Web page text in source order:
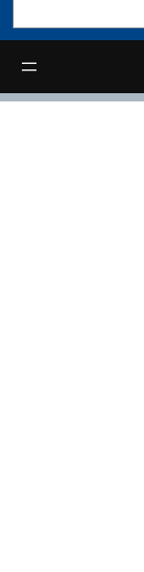
и
к